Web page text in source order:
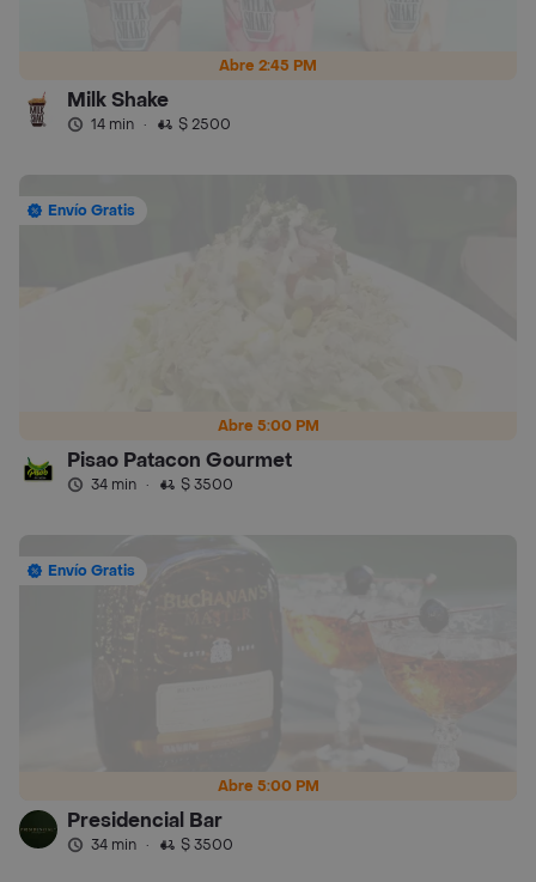
Abre 2:45 PM
Milk Shake
14 min · $ 2500
Abre 5:00 PM
Envío Gratis
Pisao Patacon Gourmet
34 min · $ 3500
Abre 5:00 PM
Envío Gratis
Presidencial Bar
34 min · $ 3500